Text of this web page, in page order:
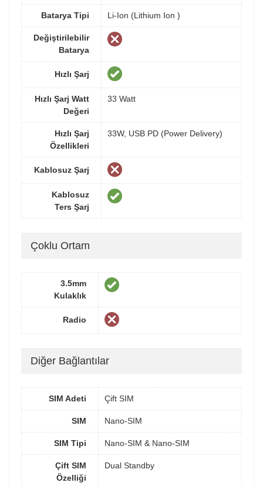
Batarya Tipi Li-Ion (Lithium Ion )
Değiştirilebilir
Batarya
Hızlı Şarj
Hızlı Şarj Watt
Değeri
33 Watt
Hızlı Şarj
Özellikleri
33W, USB PD (Power Delivery)
Kablosuz Şarj
Kablosuz
Ters Şarj
Çoklu Ortam
3.5mm
Kulaklık
Radio
Diğer Bağlantılar
SIM Adeti Çift SIM
SIM Nano-SIM
SIM Tipi Nano-SIM & Nano-SIM
Çift SIM
Özelliği
Dual Standby